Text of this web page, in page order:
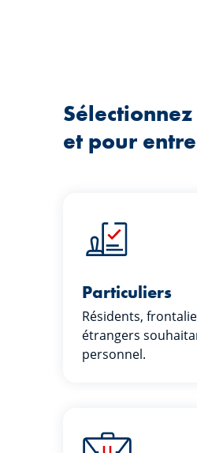
et pour
Particuliers
Résidents,
étrangers
personnel.